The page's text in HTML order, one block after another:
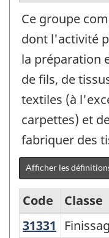
Ce groupe
dont l'activité
la préparation
de fils, de
textiles (à
carpettes) et
fabriquer des
Afficher les
Système
Code
Classe
31331